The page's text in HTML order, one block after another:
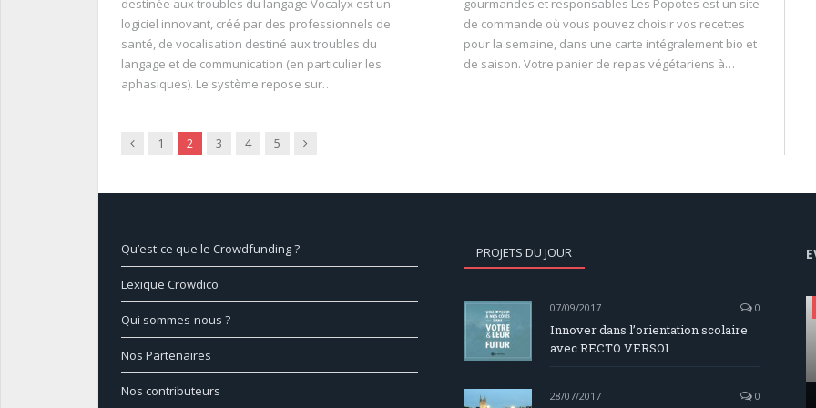
destinée aux troubles du langage Vocalyx est un
logiciel innovant, créé par des professionnels de
santé, de vocalisation destiné aux troubles du
langage et de communication (en particulier les
aphasiques). Le système repose sur…
gourmandes et responsables Les Popotes est un site
de commande où vous pouvez choisir vos recettes
pour la semaine, dans une carte intégralement bio et
de saison. Votre panier de repas végétariens à…
Précédent
1 2 3 4 5 Suivant
Qu’est-ce que le Crowdfunding ?
Lexique Crowdico
Qui sommes-nous ?
Nos Partenaires
Nos contributeurs
PROJETS DU JOUR
07/09/2017 0
Innover dans l’orientation scolaire
avec RECTO VERSOI
28/07/2017 0